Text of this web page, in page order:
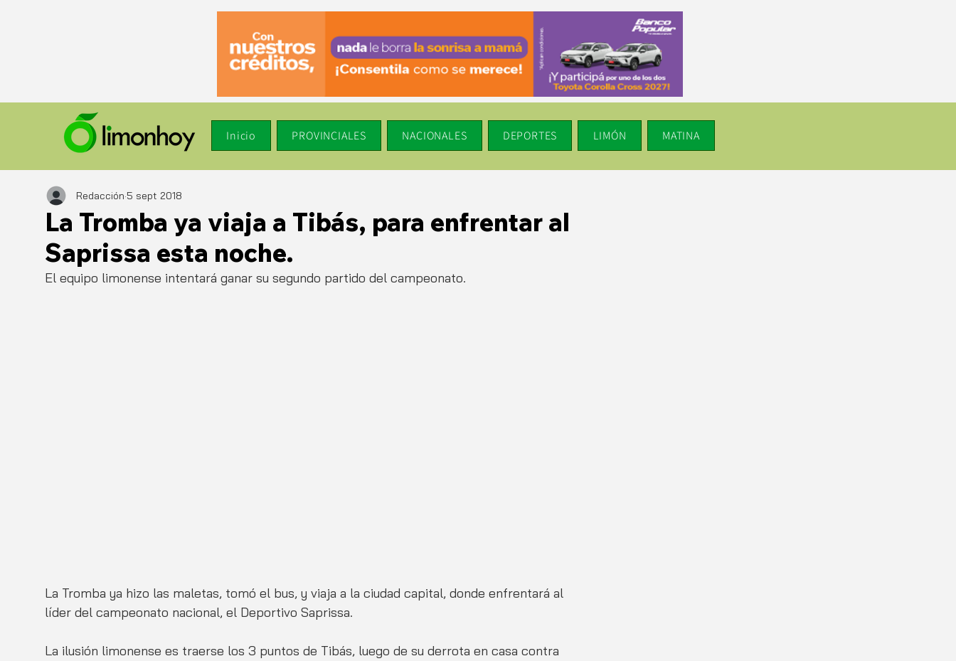
Inicio PROVINCIALES NACIONALES DEPORTES LIMÓN MATINA
La Tromba ya viaja a Tibás, para enfrentar al
Saprissa esta noche.
Redacción 5 sept 2018
El equipo limonense intentará ganar su segundo partido del campeonato.
La Tromba ya hizo las maletas, tomó el bus, y viaja a la ciudad capital, donde enfrentará al
líder del campeonato nacional, el Deportivo Saprissa.
La ilusión limonense es traerse los 3 puntos de Tibás, luego de su derrota en casa contra